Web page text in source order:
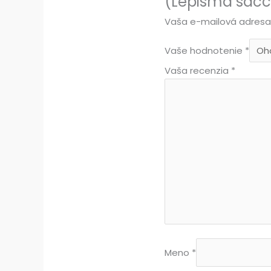
Vaša e-mailová
Vaše hodnotenie *
Vaša recenzia *
Meno *